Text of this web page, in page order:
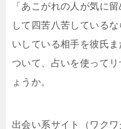
「あこがれの人が気に
して四苦八苦している
いしている相手を彼氏
ついて、占いを使って
ょうか。
出会い系サイト（ワク